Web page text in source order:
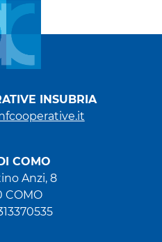
INSUBRIA
COMO
Anzi, 8
COMO